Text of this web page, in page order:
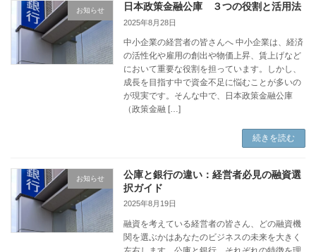
お知らせ 日本政策金融公庫 ３つの役割と活用法
2025年8月28日
中小企業の経営者の皆さんへ 中小企業は、経済
の活性化や雇用の創出や物価上昇、賃上げなど
において重要な役割を担っています。しかし、
成長を目指す中で資金不足に悩むことが多いの
が現実です。そんな中で、日本政策金融公庫
（政策金融 […]
続きを読む
お知らせ
公庫と銀行の違い：経営者必見の融資選
択ガイド
2025年8月19日
融資を考えている経営者の皆さん、どの融資機
関を選ぶかはあなたのビジネスの未来を大きく